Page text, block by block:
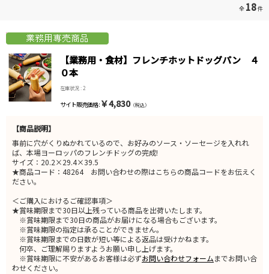
全 18件
【業務用・食材】フレンチホットドッグパン ４
０本
在庫状況 : 2
サイト販売価格 : ￥4,830（税込）
【商品説明】
事前に穴がくりぬかれているので、お好みのソース・ソーセージを入れれ
ば、本場ヨーロッパのフレンチドッグの完成!
サイズ：20.2×29.4×39.5
★商品コード：48264 お問い合わせの際はこちらの商品コードをお伝えく
ださい。
＜ご購入におけるご確認事項＞
★賞味期限まで30日以上残っている商品を出荷いたします。
※賞味期限まで30日の商品がお届けになる場合もございます。
※賞味期限の指定は承ることができません。
※賞味期限までの日数が短い等による返品は受けかねます。
何卒、ご理解賜りますようお願い申し上げます。
※賞味期限に不安があるお客様は必ずお問い合わせフォームまでお問い合
わせください。